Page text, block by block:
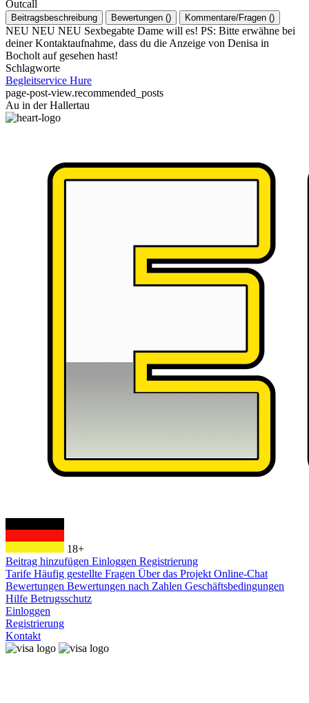
Outcall
Beitragsbeschreibung Bewertungen () Kommentare/Fragen ()
NEU NEU NEU Sexbegabte Dame will es! PS: Bitte erwähne bei
deiner Kontaktaufnahme, dass du die Anzeige von Denisa in
Bocholt auf gesehen hast!
Schlagworte
Begleitservice Hure
page-post-view.recommended_posts
Au in der Hallertau
18+
Beitrag hinzufügen Einloggen Registrierung
Tarife Häufig gestellte Fragen Über das Projekt Online-Chat
Bewertungen Bewertungen nach Zahlen Geschäftsbedingungen
Hilfe Betrugsschutz
Einloggen
Registrierung
Kontakt